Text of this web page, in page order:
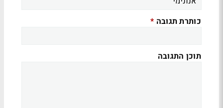
כותרת תגובה *
תוכן התגובה